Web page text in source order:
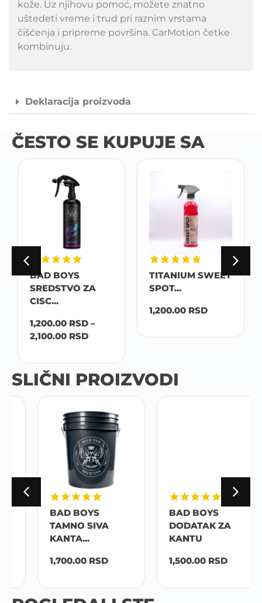
kože. Uz njihovu pomoć, možete znatno
uštedeti vreme i trud pri raznim vrstama
čišćenja i pripreme površina. CarMotion četke
kombinuju.
Deklaracija proizvoda
ČESTO SE KUPUJE SA
BAD BOYS
SREDSTVO ZA
CISC...
1,200.00 RSD –
2,100.00 RSD
TITANIUM SWEET
SPOT...
1,200.00 RSD
SLIČNI PROIZVODI
BAD BOYS
TAMNO SIVA
KANTA...
1,700.00RSD
BAD BOYS
DODATAK ZA
KANTU
1,500.00RSD